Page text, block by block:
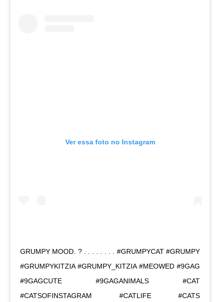
Ver essa foto no Instagram
GRUMPY MOOD. ? . . . . . . . . #GRUMPYCAT #GRUMPY
#GRUMPYKITZIA #GRUMPY_KITZIA #MEOWED #9GAG
#9GAGCUTE #9GAGANIMALS #CAT
#CATSOFINSTAGRAM #CATLIFE #CATS